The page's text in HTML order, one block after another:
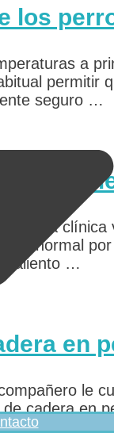
los
a
permitir
seguro …
mal
es normal
aliento …
en
le
cadera en